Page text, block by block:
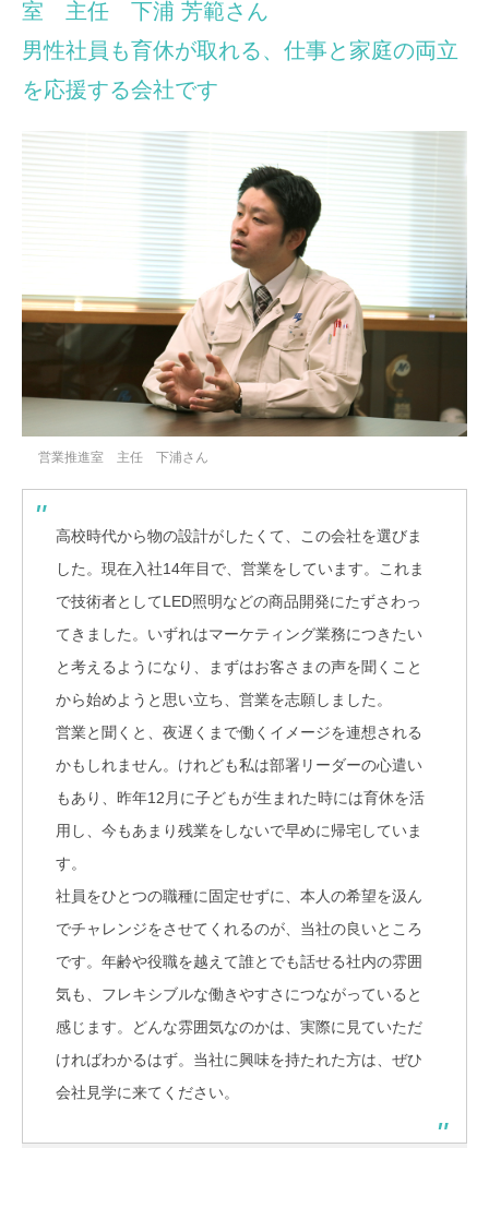
室 主任 下浦 芳範さん
男性社員も育休が取れる、仕事と家庭の両立
を応援する会社です
営業推進室 主任 下浦さん
高校時代から物の設計がしたくて、この会社を選びま
した。現在入社14年目で、営業をしています。これま
で技術者としてLED照明などの商品開発にたずさわっ
てきました。いずれはマーケティング業務につきたい
と考えるようになり、まずはお客さまの声を聞くこと
から始めようと思い立ち、営業を志願しました。
営業と聞くと、夜遅くまで働くイメージを連想される
かもしれません。けれども私は部署リーダーの心遣い
もあり、昨年12月に子どもが生まれた時には育休を活
用し、今もあまり残業をしないで早めに帰宅していま
す。
社員をひとつの職種に固定せずに、本人の希望を汲ん
でチャレンジをさせてくれるのが、当社の良いところ
です。年齢や役職を越えて誰とでも話せる社内の雰囲
気も、フレキシブルな働きやすさにつながっていると
感じます。どんな雰囲気なのかは、実際に見ていただ
ければわかるはず。当社に興味を持たれた方は、ぜひ
会社見学に来てください。